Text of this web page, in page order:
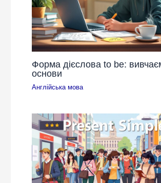
Форма дієслова to be:
основи
Англійська мова